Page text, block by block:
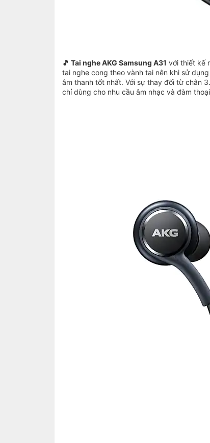
🎵 Tai nghe AKG Samsung A31 với thiết kế
tai nghe cong theo vành tai nên khi sử
âm thanh tốt nhất. Với sự thay đổi từ chân
chỉ dùng cho nhu cầu âm nhạc và đàm